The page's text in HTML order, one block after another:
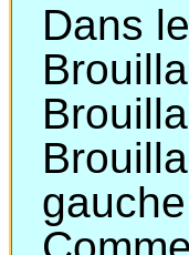
Dans